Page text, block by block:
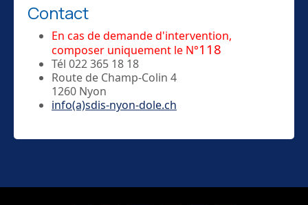
Contact
En cas de demande d'intervention,
composer uniquement le N°118
Tél 022 365 18 18
Route de Champ-Colin 4
1260 Nyon
info(a)sdis-nyon-dole.ch